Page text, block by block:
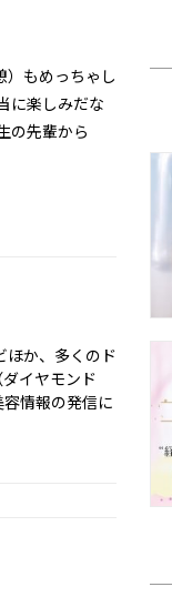
）もめっちゃし
に楽しみだな
の先輩から
ほか、多くのド
イヤモンド
情報の発信に